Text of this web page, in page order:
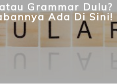
Grammar Dulu?
Ada Di Sini!